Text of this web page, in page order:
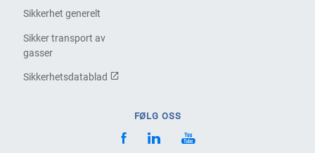
Sikkerhet generelt
Sikker transport av
gasser
Sikkerhetsdatablad
FØLG OSS